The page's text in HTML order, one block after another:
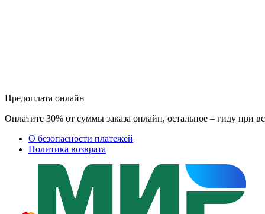
Предоплата онлайн
Оплатите 30% от суммы заказа онлайн, остальное – гиду при
О безопасности платежей
Политика возврата